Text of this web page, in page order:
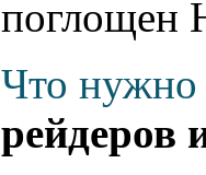
поглощен
Что нужно
рейдеров